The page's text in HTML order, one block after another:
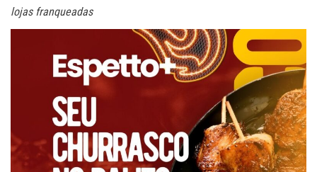
lojas franqueadas